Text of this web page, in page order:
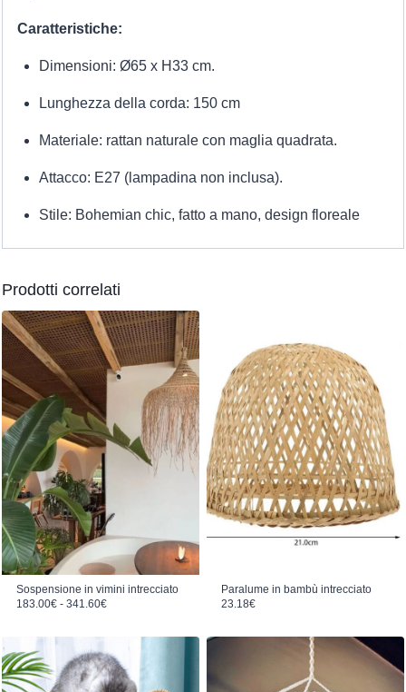
Caratteristiche:
Dimensioni: Ø65 x H33 cm.
Lunghezza della corda: 150 cm
Materiale: rattan naturale con maglia quadrata.
Attacco: E27 (lampadina non inclusa).
Stile: Bohemian chic, fatto a mano, design floreale
Prodotti correlati
Sospensione in vimini intrecciato
183.00€ - 341.60€Fascia di prezzo: da 183.00€ a 341.60€
Paralume in bambù intrecciato
23.18€